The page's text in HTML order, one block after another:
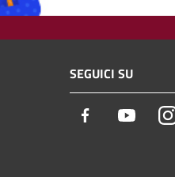
SEGUICI SU
Facebook